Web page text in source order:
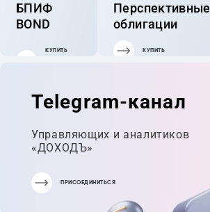
БПИФ
BOND
КУПИТЬ
Перспективные
облигации
КУПИТЬ
Telegram-канал
Управляющих и аналитиков
«ДОХОДЪ»
ПРИСОЕДИНИТЬСЯ